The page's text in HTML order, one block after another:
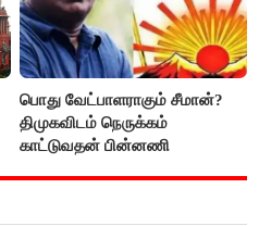
பொது வேட்பாளராகும் சீமான்?
திமுகவிடம் நெருக்கம்
காட்டுவதன் பின்னணி